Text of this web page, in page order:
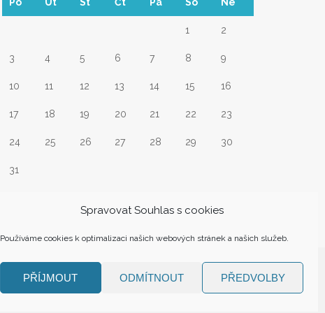
Spravovat Souhlas s cookies
Používáme cookies k optimalizaci našich webových stránek a našich služeb.
PŘÍJMOUT ODMÍTNOUT PŘEDVOLBY
1 2
3 4 5 6 7 8 9
10 11 12 13 14 15 16
17 18 19 20 21 22 23
24 25 26 27 28 29 30
31